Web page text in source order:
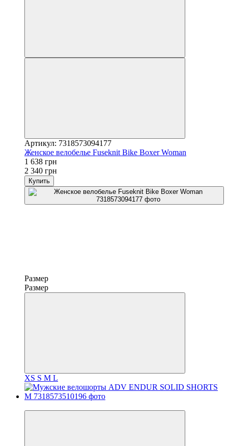
Артикул: 7318573094177
Женское велобелье Fuseknit Bike Boxer Woman
1 638 грн
2 340 грн
Купить
Размер
Размер
XS S M L